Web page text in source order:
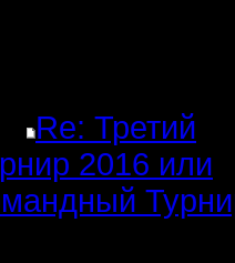
Re: Третий
2016 или